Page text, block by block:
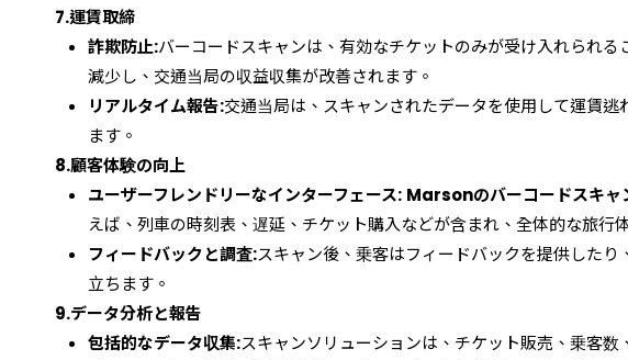
7.運賃取締
詐欺防止:バーコードスキャンは、有効なチケットのみが受け入れられ
減少し、交通当局の収益収集が改善されます。
リアルタイム報告:交通当局は、スキャンされたデータを使用して運賃
ます。
8.顧客体験の向上
ユーザーフレンドリーなインターフェース: Marsonのバーコードスキャ
えば、列車の時刻表、遅延、チケット購入などが含まれ、全体的な旅行
フィードバックと調査:スキャン後、乗客はフィードバックを提供した
立ちます。
9.データ分析と報告
包括的なデータ収集:スキャンソリューションは、チケット販売、乗客